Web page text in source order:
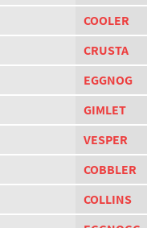
COOLER
CRUSTA
EGGNOG
GIMLET
VESPER
COBBLER
COLLINS